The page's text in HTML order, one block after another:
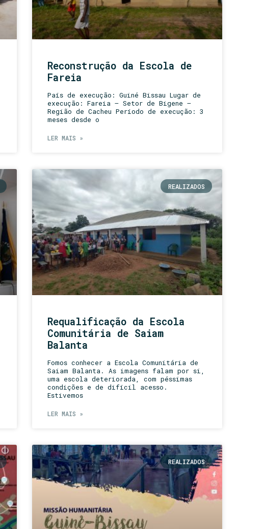
Reconstrução da Escola de
Fareia
País de execução: Guiné Bissau Lugar de
execução: Fareia – Setor de Bigene –
Região de Cacheu Período de execução: 3
meses desde o
LER MAIS »
REALIZADOS
Requalificação da Escola
Comunitária de Saiam
Balanta
Fomos conhecer a Escola Comunitária de
Saiam Balanta. As imagens falam por si,
uma escola deteriorada, com péssimas
condições e de difícil acesso.
Estivemos
LER MAIS »
REALIZADOS